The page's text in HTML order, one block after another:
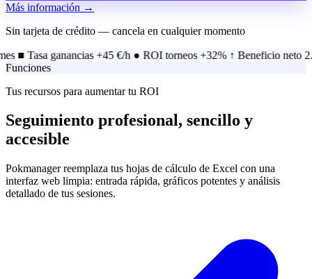
Más información →
Sin tarjeta de crédito — cancela en cualquier momento
ganancias +45 €/h● ROI torneos +32%↑ Beneficio neto 2.347 €
Funciones
Tus recursos para aumentar tu ROI
Seguimiento profesional, sencillo y
accesible
Pokmanager reemplaza tus hojas de cálculo de Excel con una
interfaz web limpia: entrada rápida, gráficos potentes y análisis
detallado de tus sesiones.